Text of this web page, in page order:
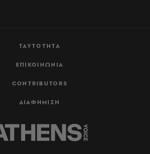
ΤΑΥΤΟΤΗΤΑ
ΕΠΙΚΟΙΝΩΝΙΑ
CONTRIBUTORS
ΔΙΑΦΗΜΙΣΗ